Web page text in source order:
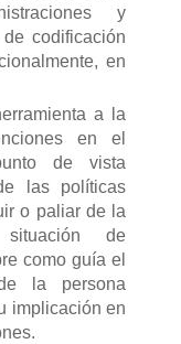
y
codificación
en
a la
en el
de vista
las políticas
o paliar de la
de
como guía el
la persona
implicación en